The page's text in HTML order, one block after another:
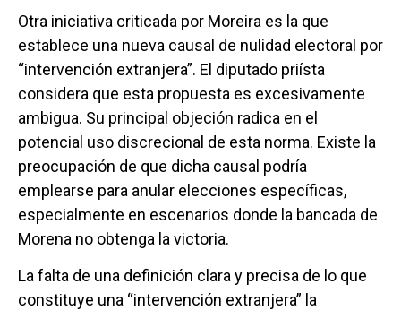
Otra iniciativa criticada por Moreira es la que
establece una nueva causal de nulidad electoral por
“intervención extranjera”. El diputado priísta
considera que esta propuesta es excesivamente
ambigua. Su principal objeción radica en el
potencial uso discrecional de esta norma. Existe la
preocupación de que dicha causal podría
emplearse para anular elecciones específicas,
especialmente en escenarios donde la bancada de
Morena no obtenga la victoria.
La falta de una definición clara y precisa de lo que
constituye una “intervención extranjera” la